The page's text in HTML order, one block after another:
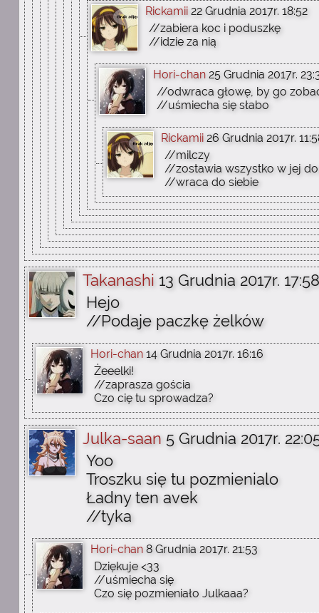
Rickamii 22 Grudnia 2017r. 18:52
//zabiera koc i poduszkę
//idzie za nią
Hori-chan 25 Grudnia 2017r.
//odwraca głowę, by go
//uśmiecha się słabo
Rickamii 26 Grudnia 2017r.
//milczy
//zostawia wszystko w jej
//wraca do siebie
Takanashi 13 Grudnia 2017r. 17:58
Hejo
//Podaje paczkę żelków
Hori-chan 14 Grudnia 2017r. 16:16
Żeeelki!
//zaprasza gościa
Czo cię tu sprowadza?
Julka-saan 5 Grudnia 2017r.
Yoo
Troszku się tu pozmienialo
Ładny ten avek
//tyka
Hori-chan 8 Grudnia 2017r. 21:53
Dziękuje <33
//uśmiecha się
Czo się pozmieniało Julkaaa?